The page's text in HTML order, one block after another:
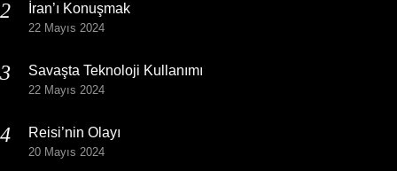
İran’ı Konuşmak
22 Mayıs 2024
Savaşta Teknoloji Kullanımı
22 Mayıs 2024
Reisi’nin Olayı
20 Mayıs 2024